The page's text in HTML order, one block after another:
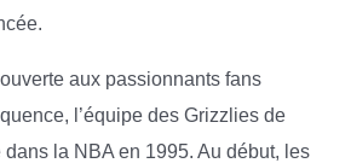
aux passionnants fans
l’équipe des Grizzlies de
la NBA en 1995. Au début, les